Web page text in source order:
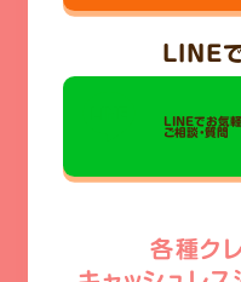
LINE
LINEでお気
ご相談・質問
各種クレ